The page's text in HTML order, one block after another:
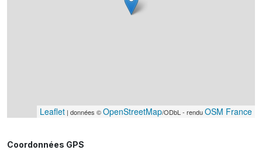
Leaflet | données ©OpenStreetMap/ODbL - renduOSM France
Coordonnées GPS